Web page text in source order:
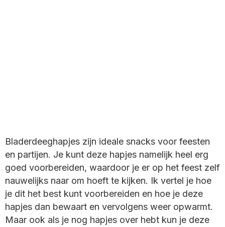
Bladerdeeghapjes zijn ideale snacks voor feesten
en partijen. Je kunt deze hapjes namelijk heel erg
goed voorbereiden, waardoor je er op het feest zelf
nauwelijks naar om hoeft te kijken. Ik vertel je hoe
je dit het best kunt voorbereiden en hoe je deze
hapjes dan bewaart en vervolgens weer opwarmt.
Maar ook als je nog hapjes over hebt kun je deze